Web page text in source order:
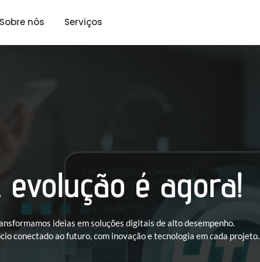
Sobre nós Serviços
evolução é agora!
ideias em soluções digitais de alto desempenho.
conectado ao futuro, com inovação e tecnologia em cada projeto.